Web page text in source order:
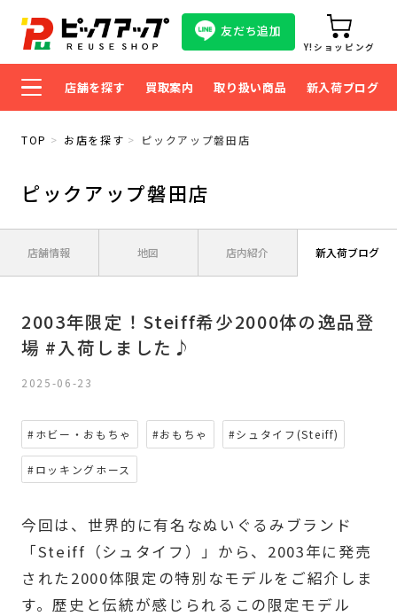
友だち追加
Y!ショッピング
店舗を探す 買取案内 取り扱い商品 新入荷ブログ
TOP お店を探す ピックアップ磐田店
ピックアップ磐田店
店舗情報 地図 店内紹介 新入荷ブログ
2003年限定！Steiff希少2000体の逸品登
場 #入荷しました♪
2025-06-23
#ホビー・おもちゃ #おもちゃ #シュタイフ(Steiff)
#ロッキングホース
今回は、世界的に有名なぬいぐるみブランド
「Steiff（シュタイフ）」から、2003年に発売
された2000体限定の特別なモデルをご紹介しま
す。歴史と伝統が感じられるこの限定モデル